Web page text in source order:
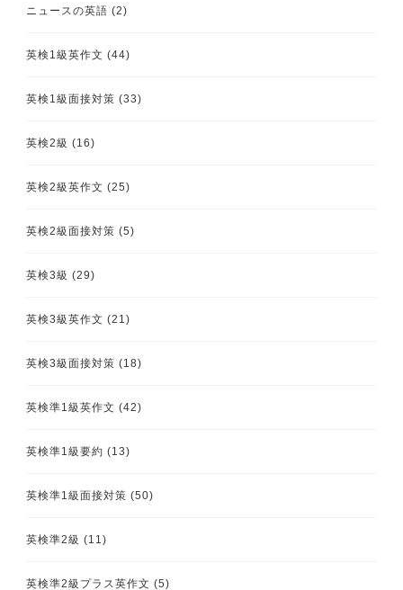
ニュースの英語 (2)
英検1級英作文 (44)
英検1級面接対策 (33)
英検2級 (16)
英検2級英作文 (25)
英検2級面接対策 (5)
英検3級 (29)
英検3級英作文 (21)
英検3級面接対策 (18)
英検準1級英作文 (42)
英検準1級要約 (13)
英検準1級面接対策 (50)
英検準2級 (11)
英検準2級プラス英作文 (5)